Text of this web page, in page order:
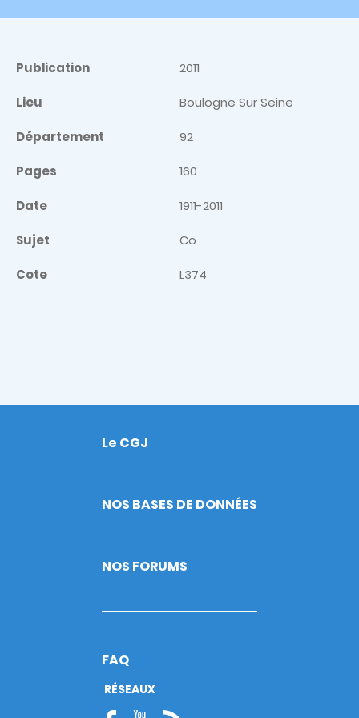
Publication 2011
Lieu Boulogne Sur Seine
Département 92
Pages 160
Date 1911-2011
Sujet Co
Cote L374
Footer
Le CGJ
NOS BASES DE DONNÉES
NOS FORUMS
FAQ
RÉSEAUX